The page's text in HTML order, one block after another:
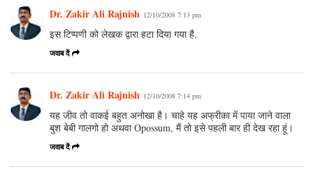
Dr. Zakir Ali Rajnish 12/10/2008 7:13 pm
इस टिप्पणी को लेखक द्वारा हटा दिया गया है.
जवाब दें
Dr. Zakir Ali Rajnish 12/10/2008 7:14 pm
यह जीव तो वाकई बहुत अनोखा है। चाहे यह अफ्रीका में पाया जाने वाला
बुश बेबी गालगो हो अथवा Opossum, मैं तो इसे पहली बार ही देख रहा हूं।
जवाब दें